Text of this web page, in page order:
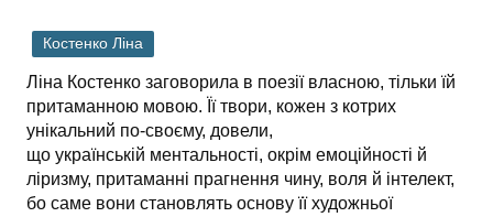
Костенко Ліна
Ліна Костенко заговорила в поезії власною, тільки їй
притаманною мовою. Її твори, кожен з котрих
унікальний по-своєму, довели,
що українській ментальності, окрім емоційності й
ліризму, притаманні прагнення чину, воля й інтелект,
бо саме вони становлять основу її художньої